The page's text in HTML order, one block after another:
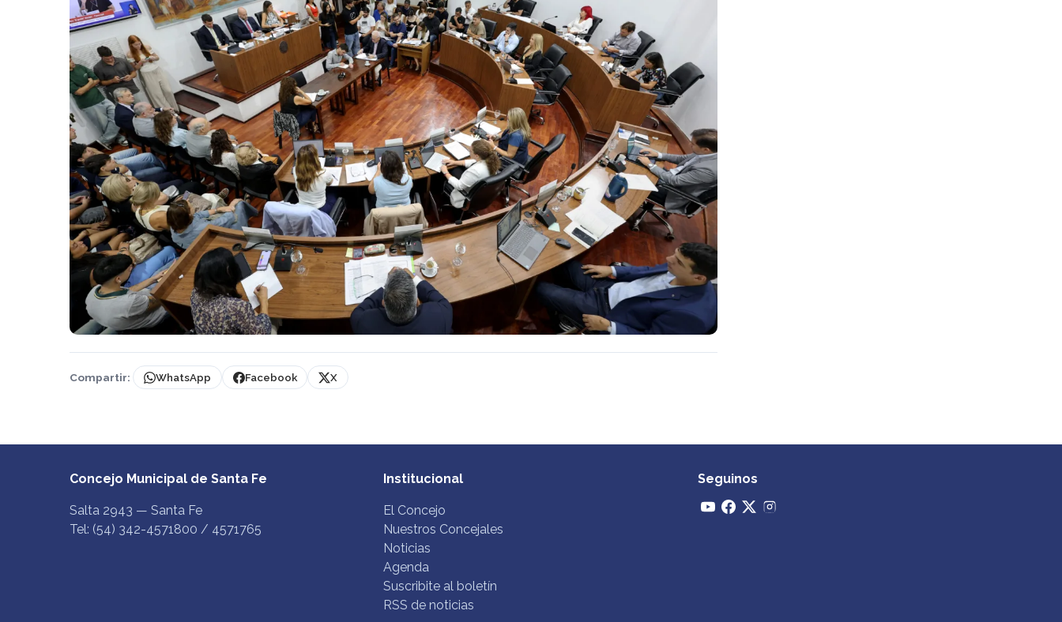
Compartir: WhatsApp Facebook X
Concejo Municipal de Santa Fe
Salta 2943 — Santa Fe
Tel: (54) 342-4571800 / 4571765
Institucional
El Concejo
Nuestros Concejales
Noticias
Agenda
Suscribite al boletín
RSS de noticias
Seguinos